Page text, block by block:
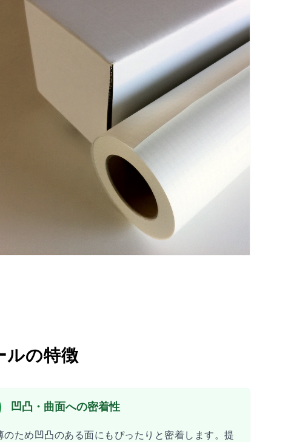
ルの特徴
凹凸・曲面への密着性
のため凹凸のある面にもぴったりと密着します。提